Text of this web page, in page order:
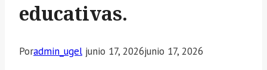
educativas.
Poradmin_ugel junio 17, 2026junio 17, 2026